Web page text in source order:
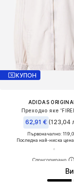
КУПОН
ADIDAS
Преходно яке
62,91 € (123,04
Първоначално:
Последна най-ниска